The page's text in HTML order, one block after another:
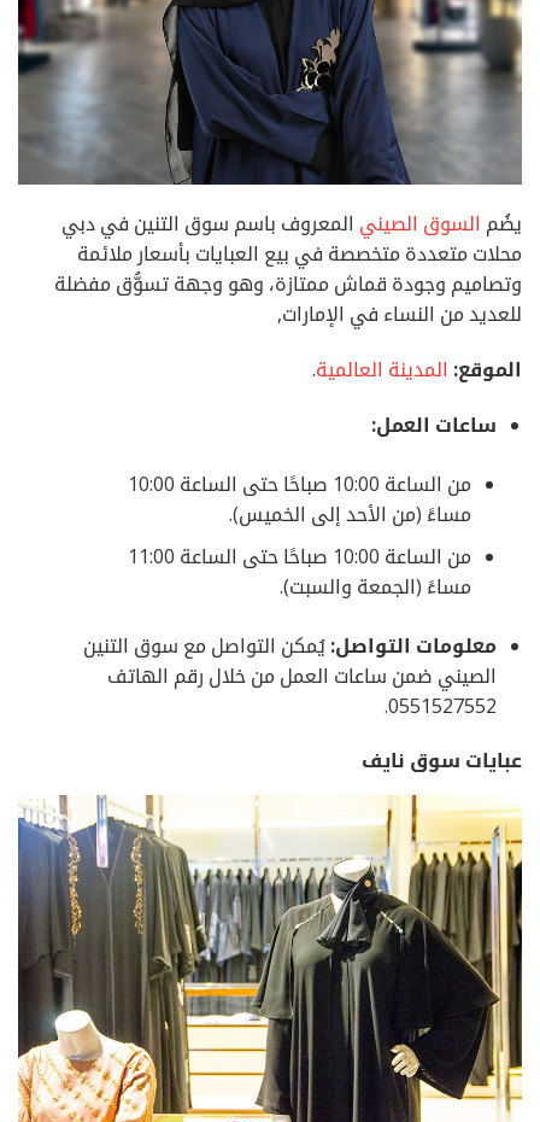
يضُمالسوق الصينيالمعروف باسم سوق التنين في دبي
محلات متعددة متخصصة في بيع العبايات بأسعار ملائمة
وتصاميم وجودة قماش ممتازة، وهو وجهة تسوُّق مفضلة
للعديد من النساء في الإمارات,
الموقع:المدينة العالمية.
ساعات العمل:
من الساعة 10:00 صباحًا حتى الساعة 10:00
مساءً (من الأحد إلى الخميس).
من الساعة 10:00 صباحًا حتى الساعة 11:00
مساءً (الجمعة والسبت).
معلومات التواصل:يُمكن التواصل مع سوق التنين
الصيني ضمن ساعات العمل من خلال رقم الهاتف
0551527552.
عبايات سوق نايف